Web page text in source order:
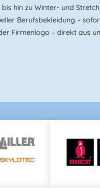
hin zu Winter- und
Berufsbekleidung –
Firmenlogo – direkt aus